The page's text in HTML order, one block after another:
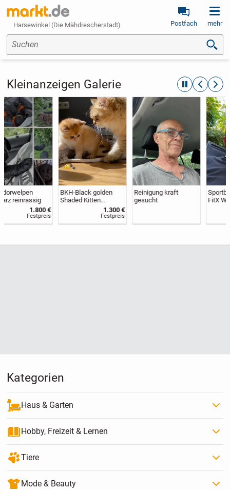
Harsewinkel (Die Mähdrescherstadt) Postfach mehr
Suchen
Kleinanzeigen Galerie automatische
BKH-Black golden
Shaded Kitten
,reinrassig/Stammba
Festpreis
Reinigung kraft
gesucht
Sportbegleitung für
FitX Wuppertal
Kategorien
Haus & Garten
Hobby, Freizeit & Lernen
Tiere
Mode & Beauty